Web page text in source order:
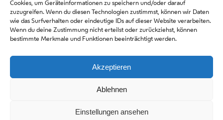
Cookies, um Geräteinformationen zu speichern und/oder darauf
zuzugreifen. Wenn du diesen Technologien zustimmst, können wir Daten
wie das Surfverhalten oder eindeutige IDs auf dieser Website verarbeiten.
Wenn du deine Zustimmung nicht erteilst oder zurückziehst, können
bestimmte Merkmale und Funktionen beeinträchtigt werden.
Akzeptieren
Ablehnen
Einstellungen ansehen
Presse
Kontakt
Ausschreibungen
Copyright stadt wien marketing gmbh |
FacebookInstagram